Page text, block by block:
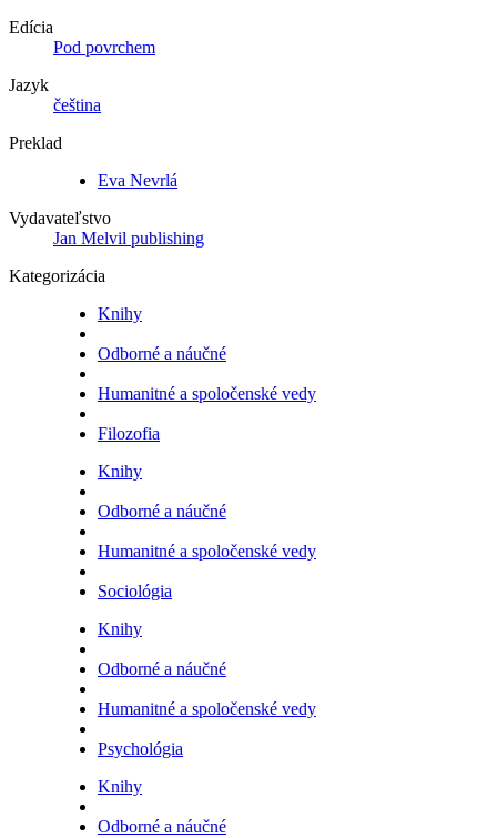
Edícia
Pod povrchem
Jazyk
čeština
Preklad
Eva Nevrlá
Vydavateľstvo
Jan Melvil publishing
Kategorizácia
Knihy
Odborné a náučné
Humanitné a spoločenské vedy
Filozofia
Knihy
Odborné a náučné
Humanitné a spoločenské vedy
Sociológia
Knihy
Odborné a náučné
Humanitné a spoločenské vedy
Psychológia
Knihy
Odborné a náučné